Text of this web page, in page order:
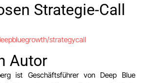
Strategie-Call
strategycall
Autor
ist Geschäftsführer von Deep Blue